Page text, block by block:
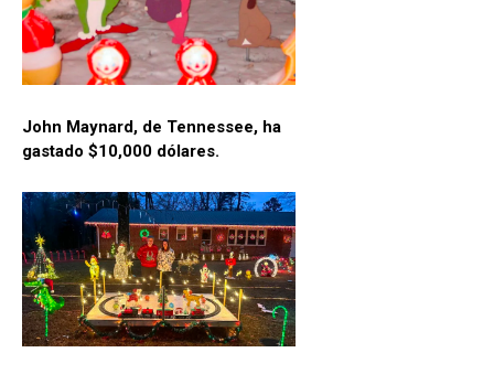
John Maynard, de Tennessee, ha
gastado $10,000 dólares.